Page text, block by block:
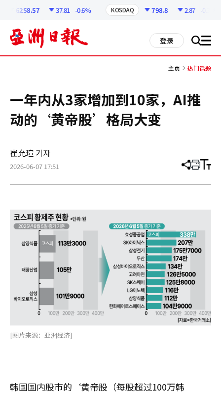
6258.57 37.81 -0.6% KOSDAQ 798.8 2.87 -0.36%
登录 搜 all
主页 热门话题
一年内从3家增加到10家，AI推
动的‘黄帝股’格局大变
崔允瑄 기자
2026-06-07 17:51 分
章
打 调
小
[图片来源：亚洲经济]
韩国国内股市的‘黄帝股（每股超过100万韩